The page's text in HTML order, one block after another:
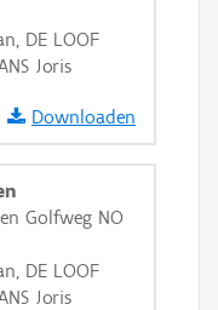
DE LOOF
Joris
Downloaden
Golfweg NO
DE LOOF
Joris